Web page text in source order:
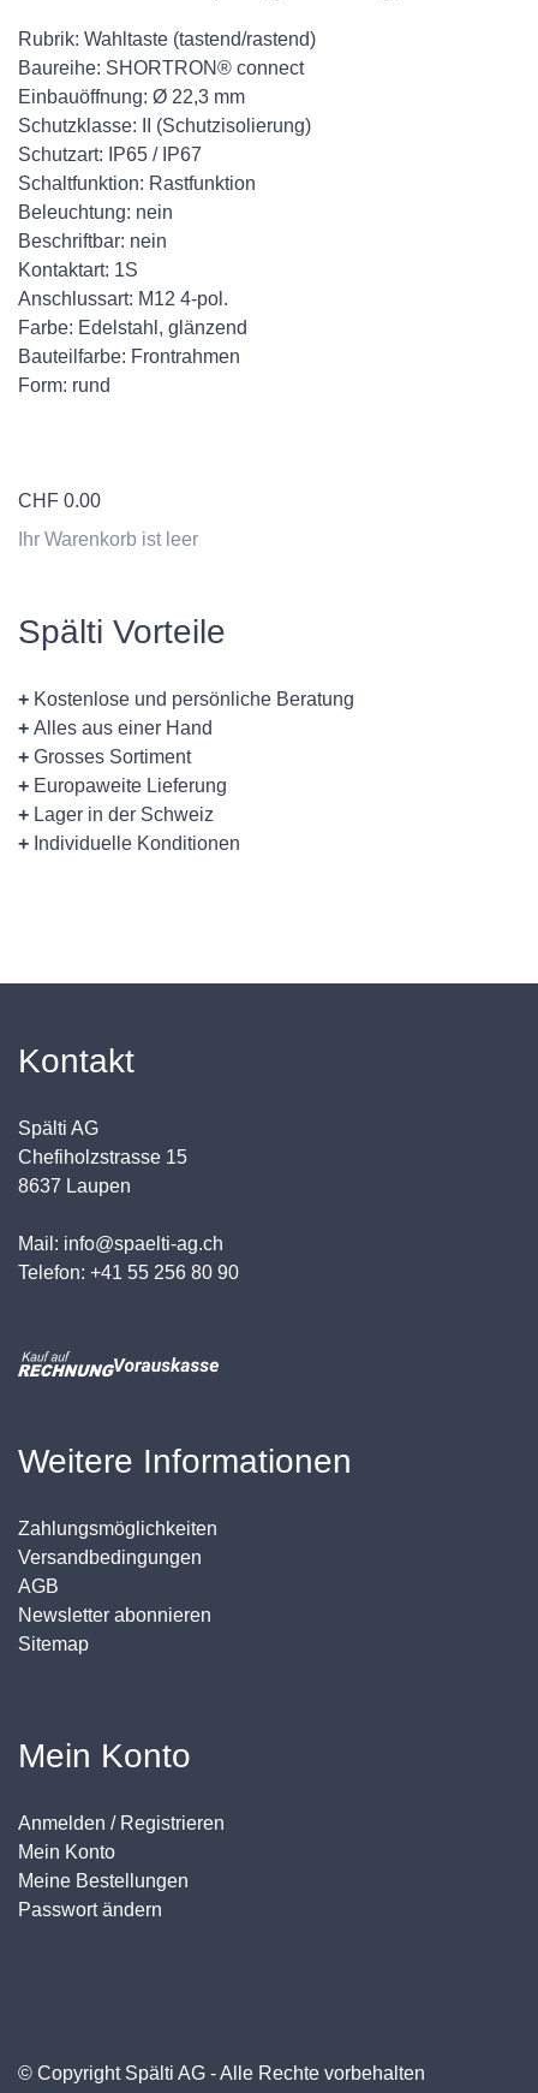
Rubrik: Wahltaste (tastend/rastend)
Baureihe: SHORTRON® connect
Einbauöffnung: Ø 22,3 mm
Schutzklasse: II (Schutzisolierung)
Schutzart: IP65 / IP67
Schaltfunktion: Rastfunktion
Beleuchtung: nein
Beschriftbar: nein
Kontaktart: 1S
Anschlussart: M12 4-pol.
Farbe: Edelstahl, glänzend
Bauteilfarbe: Frontrahmen
Form: rund
CHF 0.00
Ihr Warenkorb ist leer
Spälti Vorteile
+ Kostenlose und persönliche Beratung
+ Alles aus einer Hand
+ Grosses Sortiment
+ Europaweite Lieferung
+ Lager in der Schweiz
+ Individuelle Konditionen
Kontakt
Spälti AG
Chefiholzstrasse 15
8637 Laupen
Mail: info@spaelti-ag.ch
Telefon: +41 55 256 80 90
Weitere Informationen
Zahlungsmöglichkeiten
Versandbedingungen
AGB
Newsletter abonnieren
Sitemap
Mein Konto
Anmelden / Registrieren
Mein Konto
Meine Bestellungen
Passwort ändern
© Copyright Spälti AG - Alle Rechte vorbehalten